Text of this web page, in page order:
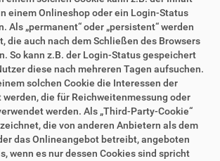
einem Onlineshop oder ein Login-Status
Als „permanent“ oder „persistent“ werden
die auch nach dem Schließen des Browsers
So kann z.B. der Login-Status gespeichert
diese nach mehreren Tagen aufsuchen.
solchen Cookie die Interessen der
die für Reichweitenmessung oder
werden. Als „Third-Party-Cookie“
die von anderen Anbietern als dem
das Onlineangebot betreibt, angeboten
wenn es nur dessen Cookies sind spricht